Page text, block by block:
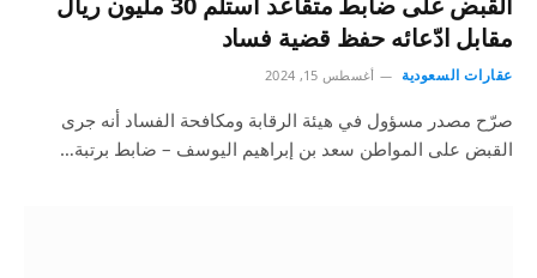
مقابل ادّعائه حفظ قضية فساد
عقارات السعودية أغسطس 15, 2024
صرّح مصدر مسؤول في هيئة الرقابة ومكافحة الفساد أنه جرى
القبض على المواطن سعد بن إبراهيم اليوسف – ضابط برتبة…